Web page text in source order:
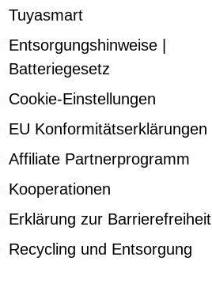
Tuyasmart
Entsorgungshinweise |
Batteriegesetz
Cookie-Einstellungen
EU Konformitätserklärungen
Affiliate Partnerprogramm
Kooperationen
Erklärung zur Barrierefreiheit
Recycling und Entsorgung